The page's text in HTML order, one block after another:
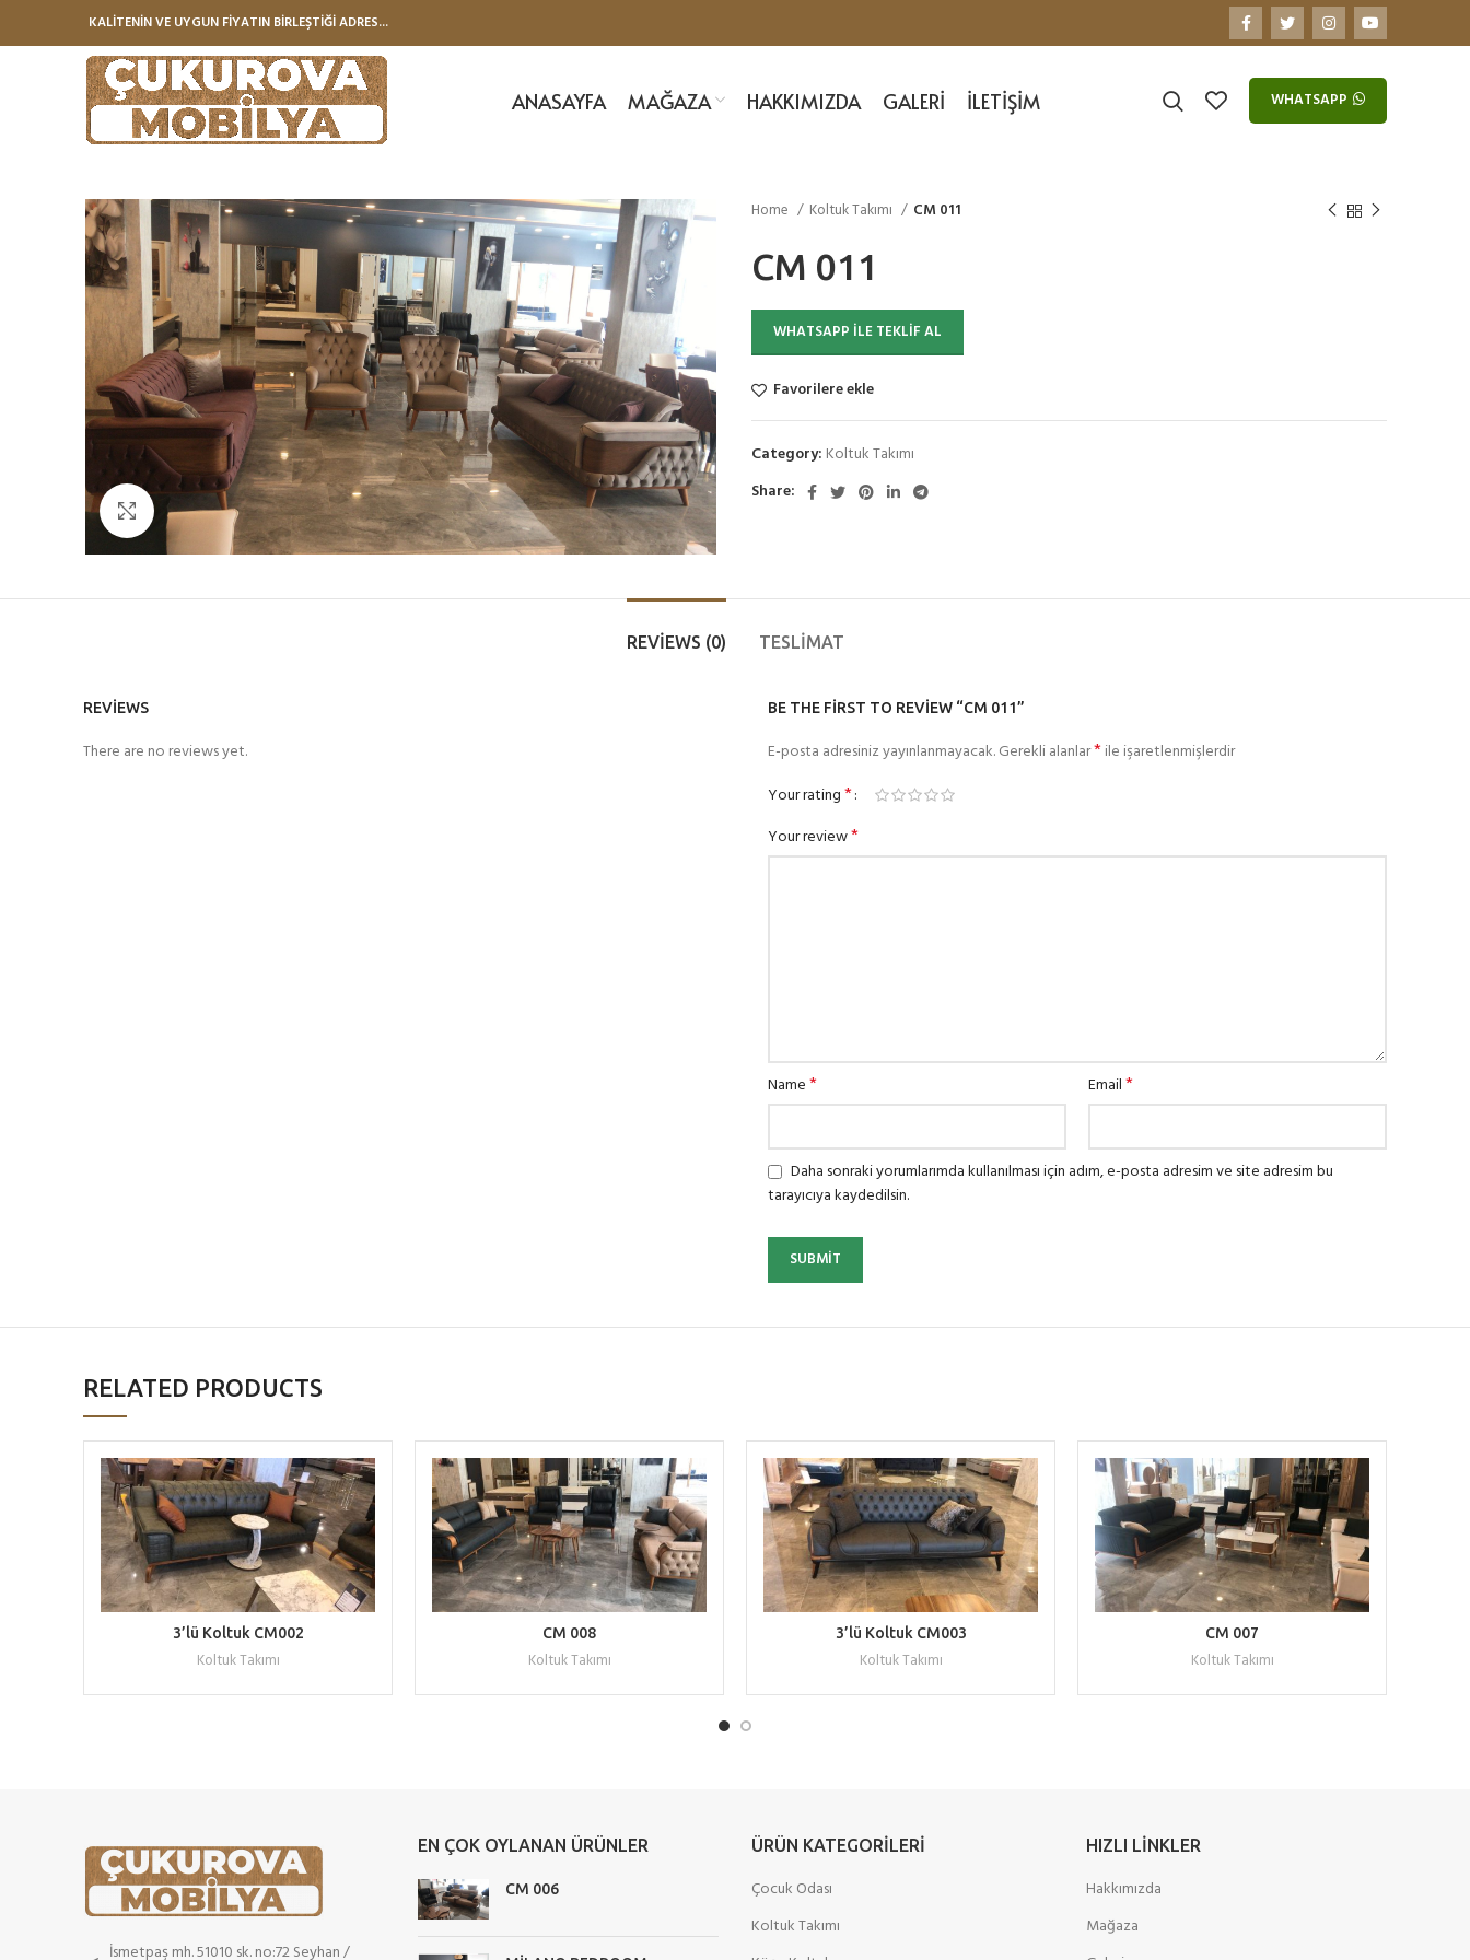
KALİTENİN VE UYGUN FİYATIN BİRLEŞTİĞİ ADRES...
ANASAYFA MAĞAZA HAKKIMIZDA GALERI İLETIŞIM WHATSAPP
Büyütmek için tıklayın
Home Koltuk Takımı CM 011
CM 011
WHATSAPP ILE TEKLIF AL
Favorilere ekle
Category: Koltuk Takımı
Share:
REVIEWS (0) TESLİMAT
REVIEWS
There are no reviews yet.
BE THE FIRST TO REVIEW “CM 011”
E-posta adresiniz yayınlanmayacak.Gerekli alanlar*ile işaretlenmişlerdir
Your rating*
Your review*
Name* Email*
Daha sonraki yorumlarımda kullanılması için adım, e-posta adresim ve site adresim bu
tarayıcıya kaydedilsin.
RELATED PRODUCTS
WHATSAPP ILE TEKLIF AL
3’lü Koltuk CM002
Koltuk Takımı
WHATSAPP ILE TEKLIF AL
CM 008
Koltuk Takımı
WHATSAPP ILE TEKLIF AL
3’lü Koltuk CM003
Koltuk Takımı
WHATSAPP ILE TEKLIF AL
CM 007
Koltuk Takımı
İsmetpaş mh. 51010 sk. no:72 Seyhan /
EN ÇOK OYLANAN ÜRÜNLER
CM 006
ÜRÜN KATEGORILERI
Çocuk Odası
Koltuk Takımı
HIZLI LINKLER
Hakkımızda
Mağaza